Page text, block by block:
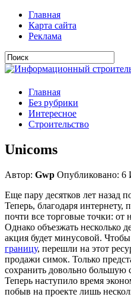
Главная
Карта сайта
Реклама
Главная
Без рубрики
Интересное
Строительство
Unicoms
Автор: Gwp Опубликовано: 6
Еще пару десятков лет назад
Теперь, благодаря
почти все торговые точки: от
Однако объезжать несколько
акция будет минусовой.
границу, перешли на этот
продажи симок. Только
сохранить довольно большую
Теперь наступило время
побыв на проекте лишь